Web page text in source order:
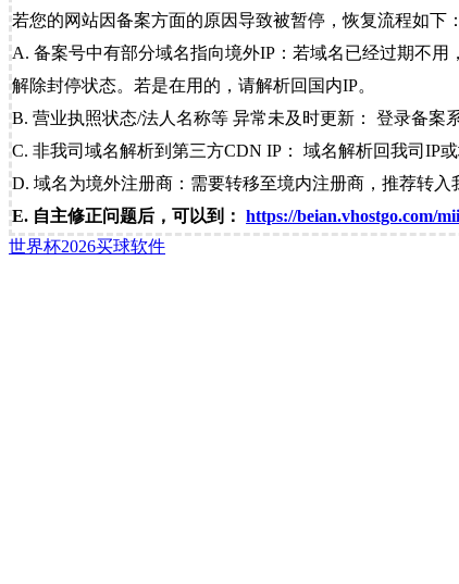
若您的网站因备案方面的原因导致被暂停，恢复流程如下：
A. 备案号中有部分域名指向境外IP：若域名已经过期不用
解除封停状态。若是在用的，请解析回国内IP。
B. 营业执照状态/法人名称等 异常未及时更新： 登录备案
C. 非我司域名解析到第三方CDN IP： 域名解析回我司IP
D. 域名为境外注册商：需要转移至境内注册商，推荐转入
E. 自主修正问题后，可以到： https://beian.vhostgo.com/
世界杯2026买球软件